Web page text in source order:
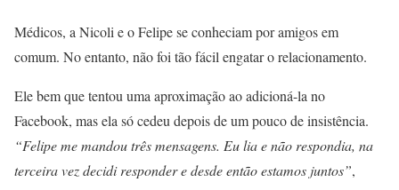
Médicos, a Nicoli e o Felipe se conheciam por amigos em
comum. No entanto, não foi tão fácil engatar o relacionamento.
Ele bem que tentou uma aproximação ao adicioná-la no
Facebook, mas ela só cedeu depois de um pouco de insistência.
“Felipe me mandou três mensagens. Eu lia e não respondia, na
terceira vez decidi responder e desde então estamos juntos”,